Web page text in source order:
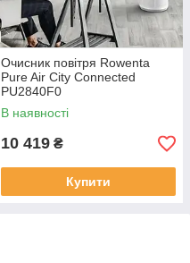
Очисник повітря Rowenta
Pure Air City Connected
PU2840F0
В наявності
10 419 ₴
Купити